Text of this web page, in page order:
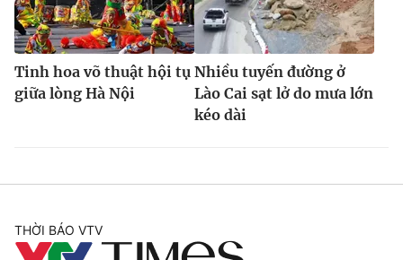
Tinh hoa võ thuật hội tụ
giữa lòng Hà Nội
Nhiều tuyến đường ở
Lào Cai sạt lở do mưa lớn
kéo dài
THỜI BÁO VTV